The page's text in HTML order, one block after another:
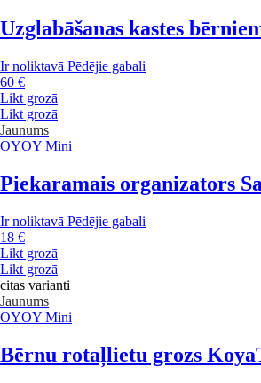
Uzglabāšanas kastes
Ir noliktavā Pēdējie gabali
60 €
Likt grozā
Likt grozā
Jaunums
OYOY Mini
Piekaramais organizators
Ir noliktavā Pēdējie gabali
18 €
Likt grozā
Likt grozā
citas varianti
Jaunums
OYOY Mini
Bērnu rotaļlietu grozs Koya